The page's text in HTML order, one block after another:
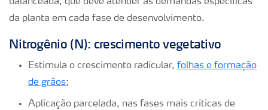
balanceada, que deve atender às demandas específicas
da planta em cada fase de desenvolvimento.
Nitrogênio (N): crescimento vegetativo
Estimula o crescimento radicular, folhas e formação
de grãos;
Aplicação parcelada, nas fases mais críticas de